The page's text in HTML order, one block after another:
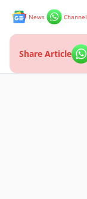
News Channel
Share Article